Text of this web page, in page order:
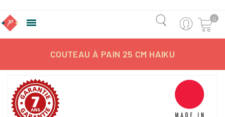
 0
COUTEAU À PAIN 25 CM HAIKU